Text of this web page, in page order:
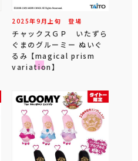
2025年9 月 上旬 登場
チャックスＧＰ いたずら
ぐまのグルーミー ぬいぐ
るみ 【magical prism
variation】